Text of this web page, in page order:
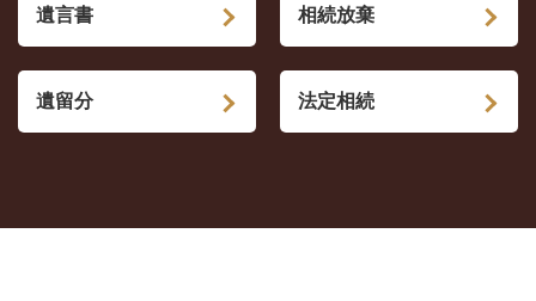
遺言書 相続放棄
遺留分 法定相続